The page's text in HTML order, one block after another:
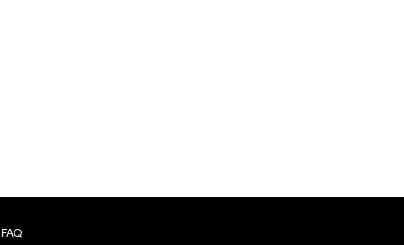
FAQ